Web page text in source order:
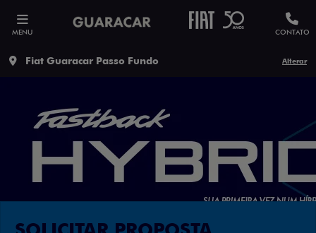
MENU CONTATO
Fiat Guaracar Passo Fundo Alterar